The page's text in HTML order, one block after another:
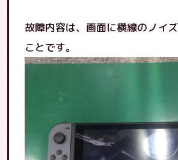
故障内容は、画面に横線のノイ
ことです。